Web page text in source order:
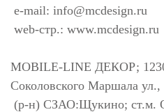
e-mail: info@mcdesign.ru
web-стр.: www.mcdesign.ru
MOBILE-LINE ДЕКОР;
Соколовского Маршала ул.,
(р-н) СЗАО:Щукино; ст.м.